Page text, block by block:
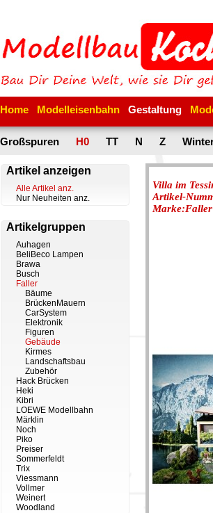
Home Modelleisenbahn Gestaltung
Großspuren H0 TT N Z
Artikel anzeigen
Alle Artikel anz.
Nur Neuheiten anz.
Artikelgruppen
Auhagen
BeliBeco Lampen
Brawa
Busch
Faller
Bäume
BrückenMauern
CarSystem
Elektronik
Figuren
Gebäude
Kirmes
Landschaftsbau
Zubehör
Hack Brücken
Heki
Kibri
LOEWE Modellbahn
Märklin
Noch
Piko
Preiser
Sommerfeldt
Trix
Viessmann
Vollmer
Weinert
Woodland
Villa im
Artikel-
Marke:Faller